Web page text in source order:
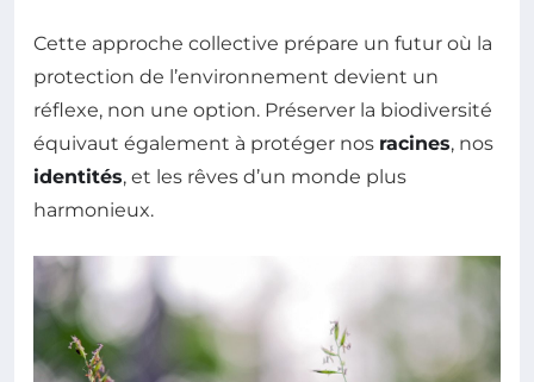
Cette approche collective prépare un futur où la
protection de l’environnement devient un
réflexe, non une option. Préserver la biodiversité
équivaut également à protéger nos racines, nos
identités, et les rêves d’un monde plus
harmonieux.